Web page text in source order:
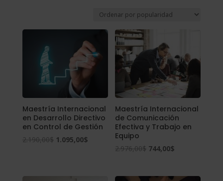
Maestría Internacional
en Desarrollo Directivo
en Control de Gestión
2.190,00$ El
1.095,00$El
Maestría Internacional
de Comunicación
Efectiva y Trabajo en
Equipo
2.976,00$ El
original
744,00$
actual